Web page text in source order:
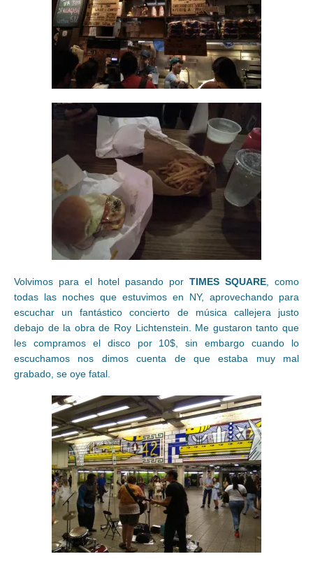
Volvimos para el hotel pasando por TIMES SQUARE , como
todas las noches que estuvimos en NY, aprovechando para
escuchar un fantástico concierto de música callejera justo
debajo de la obra de Roy Lichtenstein. Me gustaron tanto que
les compramos el disco por 10$, sin embargo cuando lo
escuchamos nos dimos cuenta de que estaba muy mal
grabado, se oye fatal.